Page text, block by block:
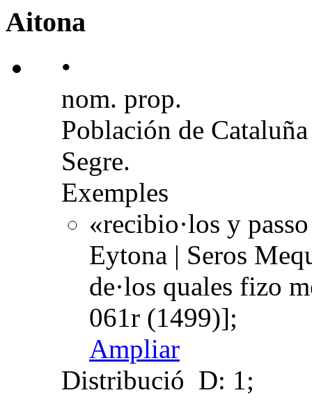
Aitona
•
nom. prop.
Población de
Segre.
Exemples
«recibio·los y
Eytona | Seros
de·los quales fizo
061r (1499)];
Ampliar
Distribució D: 1;